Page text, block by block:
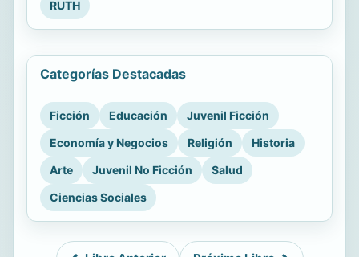
RUTH
Categorías Destacadas
Ficción Educación
Juvenil Ficción
Economía y Negocios
Religión
Historia
Arte
Juvenil No Ficción
Salud
Ciencias Sociales